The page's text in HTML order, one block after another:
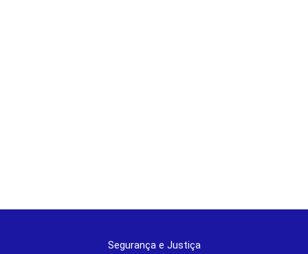
Segurança e Justiça